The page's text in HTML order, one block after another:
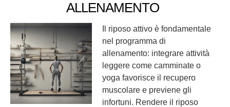
ALLENAMENTO
Il riposo attivo è fondamentale
nel programma di
allenamento: integrare attività
leggere come camminate o
yoga favorisce il recupero
muscolare e previene gli
infortuni. Rendere il riposo